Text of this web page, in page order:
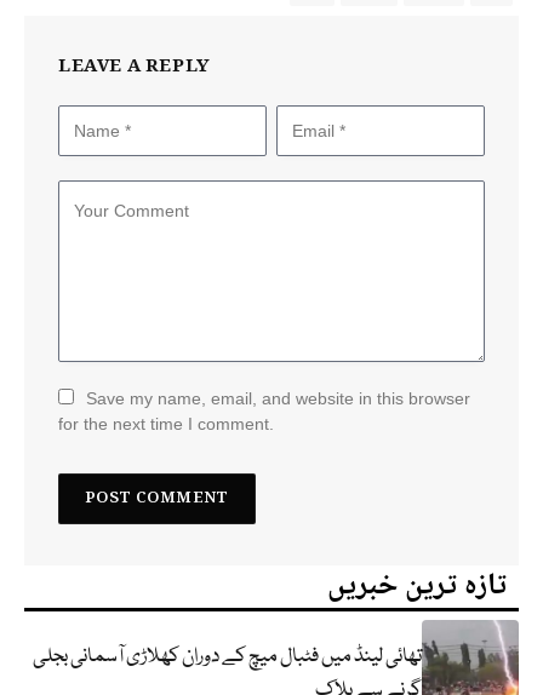
LEAVE A REPLY
Save my name, email, and website in this browser
for the next time I comment.
تازہ ترین خبریں
تھائی لینڈ میں فٹبال میچ کے دوران کھلاڑی آسمانی بجلی